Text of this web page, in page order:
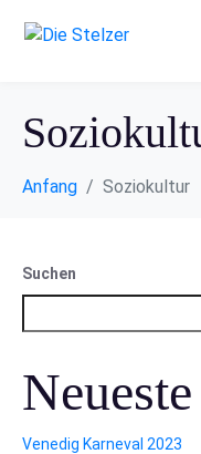
Anfang Soziokultur
Suchen
Venedig Karneval 2023